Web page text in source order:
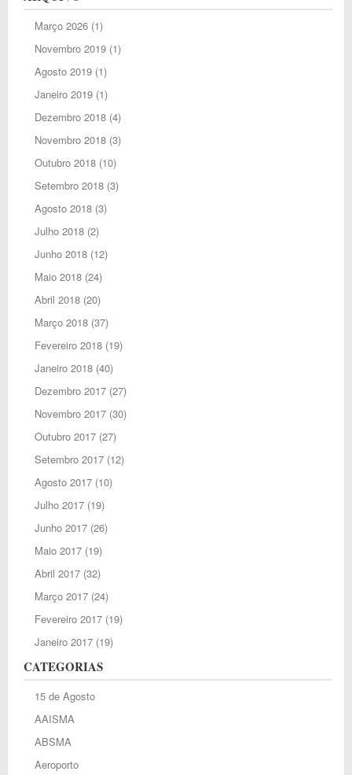
Março 2026(1)
Novembro 2019(1)
Agosto 2019(1)
Janeiro 2019(1)
Dezembro 2018(4)
Novembro 2018(3)
Outubro 2018(10)
Setembro 2018(3)
Agosto 2018(3)
Julho 2018(2)
Junho 2018(12)
Maio 2018(24)
Abril 2018(20)
Março 2018(37)
Fevereiro 2018(19)
Janeiro 2018(40)
Dezembro 2017(27)
Novembro 2017(30)
Outubro 2017(27)
Setembro 2017(12)
Agosto 2017(10)
Julho 2017(19)
Junho 2017(26)
Maio 2017(19)
Abril 2017(32)
Março 2017(24)
Fevereiro 2017(19)
Janeiro 2017(19)
CATEGORIAS
15 de Agosto
AAISMA
ABSMA
Aeroporto